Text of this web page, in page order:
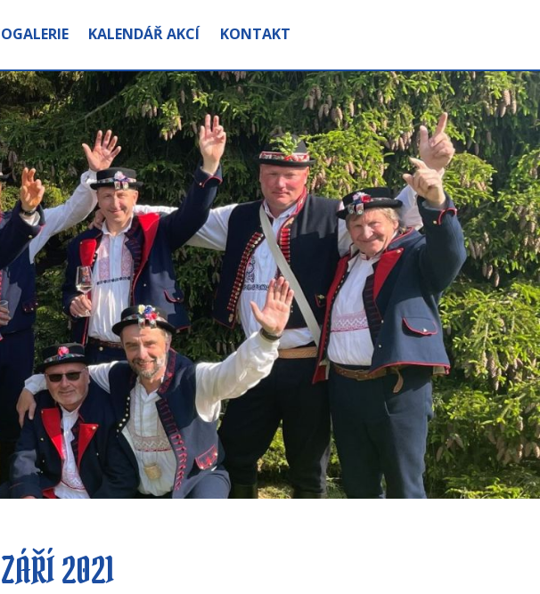
KALENDÁŘ AKCÍ KONTAKT
2021